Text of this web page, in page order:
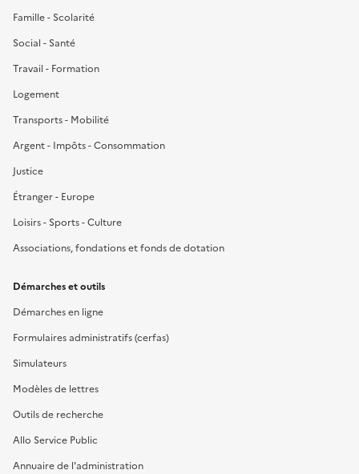
Famille - Scolarité
Social - Santé
Travail - Formation
Logement
Transports - Mobilité
Argent - Impôts - Consommation
Justice
Étranger - Europe
Loisirs - Sports - Culture
Associations, fondations et fonds de dotation
Démarches et outils
Démarches en ligne
Formulaires administratifs (cerfas)
Simulateurs
Modèles de lettres
Outils de recherche
Allo Service Public
Annuaire de l'administration